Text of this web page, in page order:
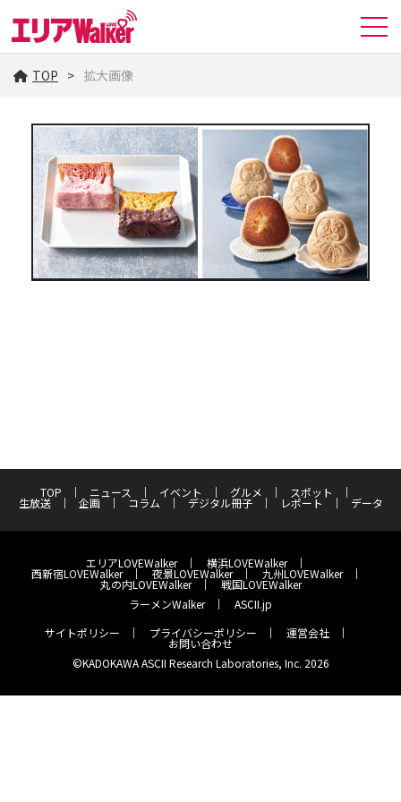
TOP 拡大画像
TOP ニュース イベント グルメ スポット
生放送 企画 コラム デジタル冊子 レポート データ
エリアLOVEWalker 横浜LOVEWalker
西新宿LOVEWalker 夜景LOVEWalker 九州LOVEWalker
丸の内LOVEWalker
戦国LOVEWalker
ラーメンWalker
ASCII.jp
サイトポリシー
プライバシーポリシー 運営会社
お問い合わせ
©KADOKAWA ASCII Research Laboratories, Inc. 2026